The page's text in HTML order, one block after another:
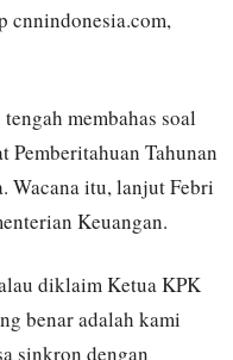
cnnindonesia.com,
membahas soal
Pemberitahuan Tahunan
Wacana itu, lanjut Febri
Keuangan.
diklaim Ketua KPK
benar adalah kami
sinkron dengan